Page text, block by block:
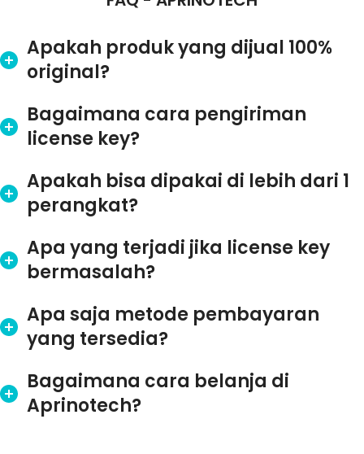
Apakah produk yang dijual 100%
original?
Bagaimana cara pengiriman
license key?
Apakah bisa dipakai di lebih dari 1
perangkat?
Apa yang terjadi jika license key
bermasalah?
Apa saja metode pembayaran
yang tersedia?
Bagaimana cara belanja di
Aprinotech?